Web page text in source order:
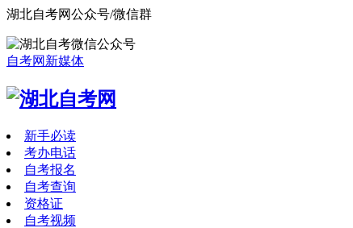
湖北自考网公众号/微信群
自考网新媒体
新手必读
考办电话
自考报名
自考查询
资格证
自考视频